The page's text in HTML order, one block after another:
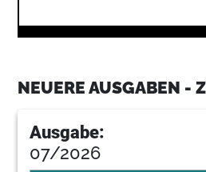
Carolin Möller-Scheib
NEUERE AUSGABEN -
Ausgabe:
07/2026